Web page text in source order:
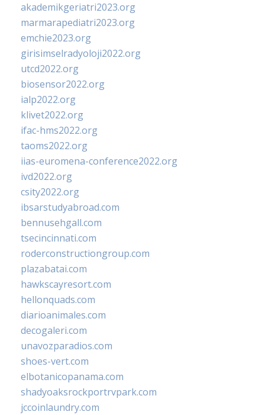
akademikgeriatri2023.org
marmarapediatri2023.org
emchie2023.org
girisimselradyoloji2022.org
utcd2022.org
biosensor2022.org
ialp2022.org
klivet2022.org
ifac-hms2022.org
taoms2022.org
iias-euromena-conference2022.org
ivd2022.org
csity2022.org
ibsarstudyabroad.com
bennusehgall.com
tsecincinnati.com
roderconstructiongroup.com
plazabatai.com
hawkscayresort.com
hellonquads.com
diarioanimales.com
decogaleri.com
unavozparadios.com
shoes-vert.com
elbotanicopanama.com
shadyoaksrockportrvpark.com
jccoinlaundry.com